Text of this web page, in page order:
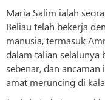
Maria Salim ialah
Beliau telah bekerja
manusia, termasuk
dalam talian selalunya
sebenar, dan ancaman
amat meruncing di